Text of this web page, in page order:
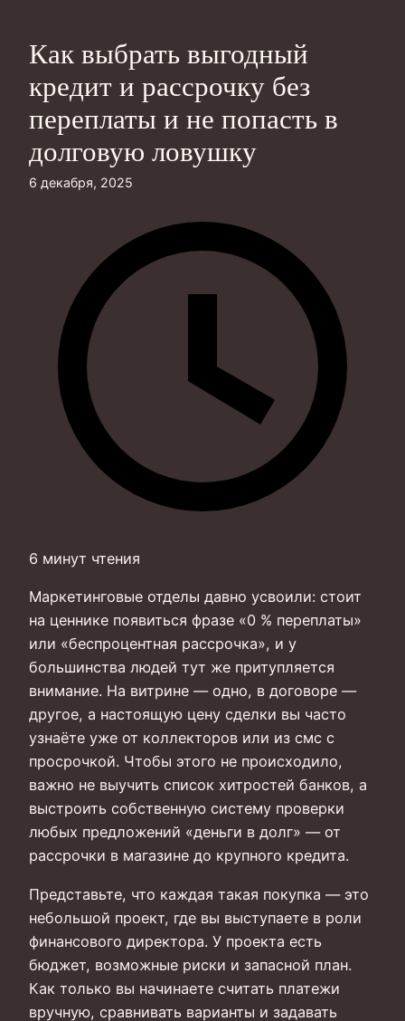
Как выбрать выгодный
кредит и рассрочку без
переплаты и не попасть в
долговую ловушку
6 декабря, 2025
6 минут чтения
Маркетинговые отделы давно усвоили: стоит
на ценнике появиться фразе «0 % переплаты»
или «беспроцентная рассрочка», и у
большинства людей тут же притупляется
внимание. На витрине — одно, в договоре —
другое, а настоящую цену сделки вы часто
узнаёте уже от коллекторов или из смс с
просрочкой. Чтобы этого не происходило,
важно не выучить список хитростей банков, а
выстроить собственную систему проверки
любых предложений «деньги в долг» — от
рассрочки в магазине до крупного кредита.
Представьте, что каждая такая покупка — это
небольшой проект, где вы выступаете в роли
финансового директора. У проекта есть
бюджет, возможные риски и запасной план.
Как только вы начинаете считать платежи
вручную, сравнивать варианты и задавать